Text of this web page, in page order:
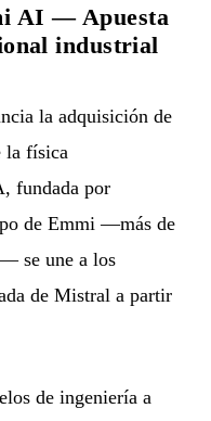
AI — Apuesta
industrial
la adquisición de
la física
fundada por
de Emmi —más de
se une a los
de Mistral a partir
de ingeniería a